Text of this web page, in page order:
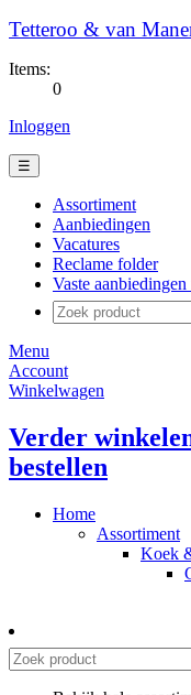
Tetteroo & van
Items:
0
Inloggen
☰
Assortiment
Aanbiedingen
Vacatures
Reclame folder
Vaste aanbiedingen
Menu
Account
Winkelwagen
Verder
bestellen
Home
Assortiment
Koek